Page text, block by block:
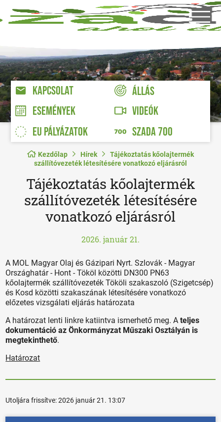
KAPCSOLAT
ÁLLÁS
ESEMÉNYEK
VIDEÓK
EU PÁLYÁZATOK
SZADA 700
Kezdőlap Hírek
Tájékoztatás kőolajtermék
szállítóvezeték létesítésére vonatkozó eljárásról
Tájékoztatás kőolajtermék
szállítóvezeték létesítésére
vonatkozó eljárásról
2026. január 21.
A MOL Magyar Olaj és Gázipari Nyrt. Szlovák - Magyar
Országhatár - Hont - Tököl közötti DN300 PN63
kőolajtermék szállítóvezeték Tököli szakaszoló (Szigetcsép)
és Kosd közötti szakaszának létesítésére vonatkozó
előzetes vizsgálati eljárás határozata
A határozat lenti linkre katiintva ismerhető meg. A teljes
dokumentáció az Önkormányzat Műszaki Osztályán is
megtekinthető.
Határozat
Utoljára frissítve:2026 január 21. 13:07